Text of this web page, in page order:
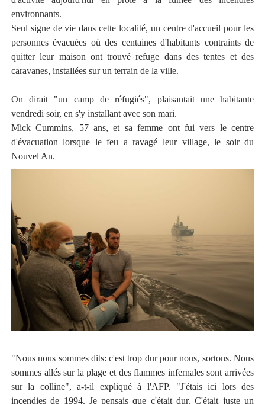
environnants.
Seul signe de vie dans cette localité, un centre d'accueil pour les
personnes évacuées où des centaines d'habitants contraints de
quitter leur maison ont trouvé refuge dans des tentes et des
caravanes, installées sur un terrain de la ville.
On dirait "un camp de réfugiés", plaisantait une habitante
vendredi soir, en s'y installant avec son mari.
Mick Cummins, 57 ans, et sa femme ont fui vers le centre
d'évacuation lorsque le feu a ravagé leur village, le soir du
Nouvel An.
"Nous nous sommes dits: c'est trop dur pour nous, sortons. Nous
sommes allés sur la plage et des flammes infernales sont arrivées
sur la colline", a-t-il expliqué à l'AFP. "J'étais ici lors des
incendies de 1994. Je pensais que c'était dur. C'était juste un